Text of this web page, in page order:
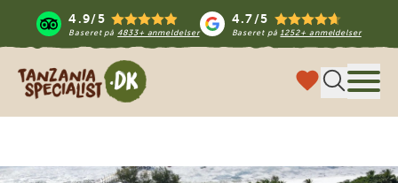
4.9/5
Baseret på 4833+ anmeldelser
4.7/5
Baseret på1252+ anmeldelser
Tanzania Specialist